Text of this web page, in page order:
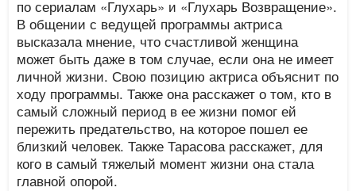
по сериалам «Глухарь» и «Глухарь Возвращение».
В общении с ведущей программы актриса
высказала мнение, что счастливой женщина
может быть даже в том случае, если она не имеет
личной жизни. Свою позицию актриса объяснит по
ходу программы. Также она расскажет о том, кто в
самый сложный период в ее жизни помог ей
пережить предательство, на которое пошел ее
близкий человек. Также Тарасова расскажет, для
кого в самый тяжелый момент жизни она стала
главной опорой.